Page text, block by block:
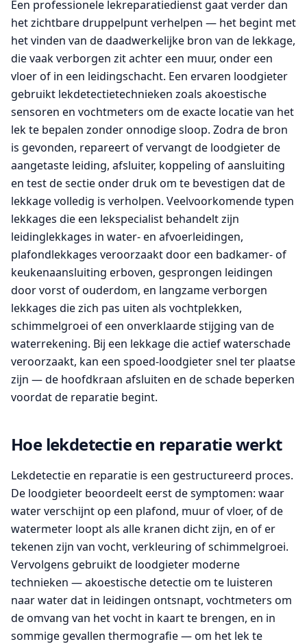
Een professionele lekreparatiedienst gaat verder dan
het zichtbare druppelpunt verhelpen — het begint met
het vinden van de daadwerkelijke bron van de lekkage,
die vaak verborgen zit achter een muur, onder een
vloer of in een leidingschacht. Een ervaren loodgieter
gebruikt lekdetectietechnieken zoals akoestische
sensoren en vochtmeters om de exacte locatie van het
lek te bepalen zonder onnodige sloop. Zodra de bron
is gevonden, repareert of vervangt de loodgieter de
aangetaste leiding, afsluiter, koppeling of aansluiting
en test de sectie onder druk om te bevestigen dat de
lekkage volledig is verholpen. Veelvoorkomende typen
lekkages die een lekspecialist behandelt zijn
leidinglekkages in water- en afvoerleidingen,
plafondlekkages veroorzaakt door een badkamer- of
keukenaansluiting erboven, gesprongen leidingen
door vorst of ouderdom, en langzame verborgen
lekkages die zich pas uiten als vochtplekken,
schimmelgroei of een onverklaarde stijging van de
waterrekening. Bij een lekkage die actief waterschade
veroorzaakt, kan een spoed-loodgieter snel ter plaatse
zijn — de hoofdkraan afsluiten en de schade beperken
voordat de reparatie begint.
Hoe lekdetectie en reparatie werkt
Lekdetectie en reparatie is een gestructureerd proces.
De loodgieter beoordeelt eerst de symptomen: waar
water verschijnt op een plafond, muur of vloer, of de
watermeter loopt als alle kranen dicht zijn, en of er
tekenen zijn van vocht, verkleuring of schimmelgroei.
Vervolgens gebruikt de loodgieter moderne
technieken — akoestische detectie om te luisteren
naar water dat in leidingen ontsnapt, vochtmeters om
de omvang van het vocht in kaart te brengen, en in
sommige gevallen thermografie — om het lek te